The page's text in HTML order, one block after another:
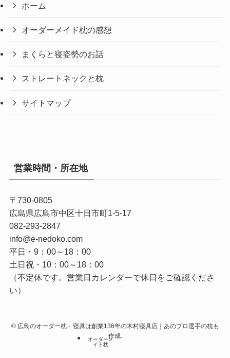
ホーム
オーダーメイド枕の感想
まくらと寝姿勢のお話
ストレートネックと枕
サイトマップ
営業時間・所在地
〒730-0805
広島県広島市中区十日市町1-5-17
082-293-2847
info@e-nedoko.com
平日・9：00～18：00
土日祝・10：00～18：00
（不定休です。営業日カレンダーで休日をご確認くださ
い）
©広島のオーダー枕・寝具は創業136年の木村寝具店｜あのプロ選手の枕も
作成.
オーダーメ
イド枕